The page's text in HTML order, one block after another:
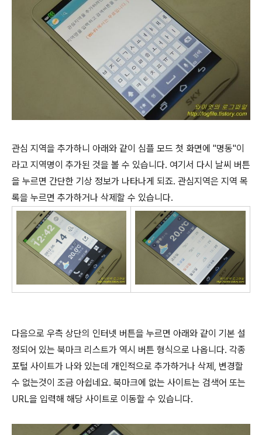
관심 지역을 추가하니 아래와 같이 심플 모드 첫 화면에 "명동"이
라고 지역명이 추가된 것을 볼 수 있습니다. 여기서 다시 날씨 버튼
을 누르면 간단한 기상 정보가 나타나게 되죠. 관심지역은 지역 목
록을 누르면 추가하거나 삭제할 수 있습니다.
다음으로 우측 상단의 인터넷 버튼을 누르면 아래와 같이 기본 설
정되어 있는 북마크 리스트가 역시 버튼 형식으로 나옵니다. 각종
포털 사이트가 나와 있는데 개인적으로 추가하거나 삭제, 변경할
수 없는것이 조금 아쉽네요. 북마크에 없는 사이트는 검색어 또는
URL을 입력해 해당 사이트로 이동할 수 있습니다.